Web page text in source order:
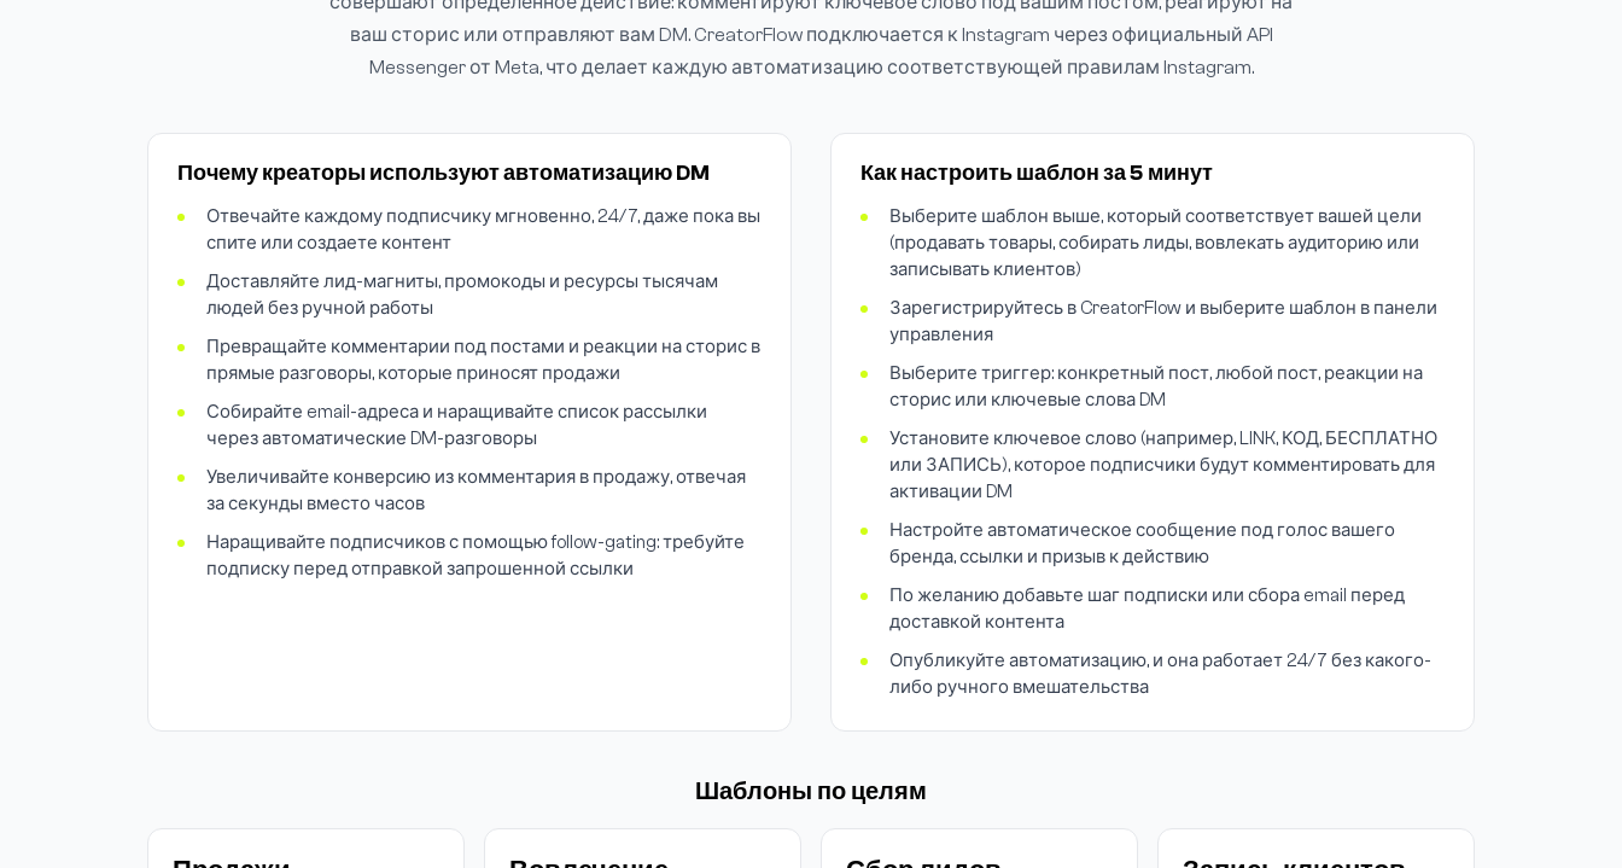
ваш сторис или отправляют вам DM. CreatorFlow подключается к Instagram через официальный API
Messenger от Meta, что делает каждую автоматизацию соответствующей правилам Instagram.
Почему креаторы используют автоматизацию DM
Отвечайте каждому подписчику мгновенно, 24/7, даже пока вы
спите или создаете контент
Доставляйте лид-магниты, промокоды и ресурсы тысячам
людей без ручной работы
Превращайте комментарии под постами и реакции на сторис в
прямые разговоры, которые приносят продажи
Собирайте email-адреса и наращивайте список рассылки
через автоматические DM-разговоры
Увеличивайте конверсию из комментария в продажу, отвечая
за секунды вместо часов
Наращивайте подписчиков с помощью follow-gating: требуйте
подписку перед отправкой запрошенной ссылки
Как настроить шаблон за 5 минут
Выберите шаблон выше, который соответствует вашей цели
(продавать товары, собирать лиды, вовлекать аудиторию или
записывать клиентов)
Зарегистрируйтесь в CreatorFlow и выберите шаблон в панели
управления
Выберите триггер: конкретный пост, любой пост, реакции на
сторис или ключевые слова DM
Установите ключевое слово (например, LINK, КОД, БЕСПЛАТНО
или ЗАПИСЬ), которое подписчики будут комментировать для
активации DM
Настройте автоматическое сообщение под голос вашего
бренда, ссылки и призыв к действию
По желанию добавьте шаг подписки или сбора email перед
доставкой контента
Опубликуйте автоматизацию, и она работает 24/7 без какого-
либо ручного вмешательства
Шаблоны по целям